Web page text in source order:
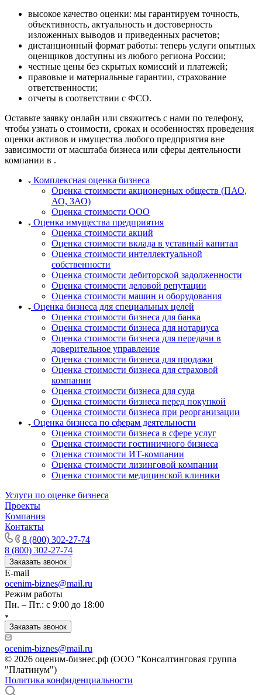
высокое качество оценки: мы гарантируем точность,
объективность, актуальность и достоверность
изложенных выводов и приведенных расчетов;
дистанционный формат работы: теперь услуги опытных
оценщиков доступны из любого региона России;
честные цены без скрытых комиссий и платежей;
правовые и материальные гарантии, страхование
ответственности;
отчеты в соответствии с ФСО.
Оставьте заявку онлайн или свяжитесь с нами по телефону,
чтобы узнать о стоимости, сроках и особенностях проведения
оценки активов и имущества любого предприятия вне
зависимости от масштаба бизнеса или сферы деятельности
компании в .
Комплексная оценка бизнеса
Оценка стоимости акционерных обществ (ПАО,
АО, ЗАО)
Оценка стоимости ООО
Оценка имущества предприятия
Оценка стоимости акций
Оценка стоимости вклада в уставный капитал
Оценка стоимости интеллектуальной
собственности
Оценка стоимости дебиторской задолженности
Оценка стоимости деловой репутации
Оценка стоимости машин и оборудования
Оценка бизнеса для специальных целей
Оценка стоимости бизнеса для банка
Оценка стоимости бизнеса для нотариуса
Оценка стоимости бизнеса для передачи в
доверительное управление
Оценка стоимости бизнеса для продажи
Оценка стоимости бизнеса для страховой
компании
Оценка стоимости бизнеса для суда
Оценка стоимости бизнеса перед покупкой
Оценка стоимости бизнеса при реорганизации
Оценка бизнеса по сферам деятельности
Оценка стоимости бизнеса в сфере услуг
Оценка стоимости гостиничного бизнеса
Оценка стоимости ИТ-компании
Оценка стоимости лизинговой компании
Оценка стоимости медицинской клиники
Услуги по оценке бизнеса
Проекты
Компания
Контакты
8 (800) 302-27-74
8 (800) 302-27-74
Заказать звонок
E-mail
ocenim-biznes@mail.ru
Режим работы
Пн. – Пт.: с 9:00 до 18:00
Заказать звонок
ocenim-biznes@mail.ru
© 2026 оценим-бизнес.рф (ООО "Консалтинговая группа
"Платинум")
Политика конфиденциальности
Ивантеевка
Изобильный
Ипатово
Ирбит
Иркутск
Искитим
Истра
Ишим
Ишимбай
Йошкар-Ола
Калининград
Каменка
Каменск-Уральский
Каменск-Шахтинский
Камень-на-Оби
Канаш
Кандалакша
Керчь
Кинешма
Киржач
Кириши
Киров
Кировск
Кисловодск
Клин
Клинцы
Ковров
Когалым
Кодинск
Козельск
Коломна
Колпашево
Кольчугино